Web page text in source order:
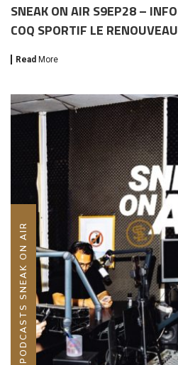
SNEAK ON AIR S9EP28 –
COQ SPORTIF LE
Read More
PODCASTS SNEAK ON AIR